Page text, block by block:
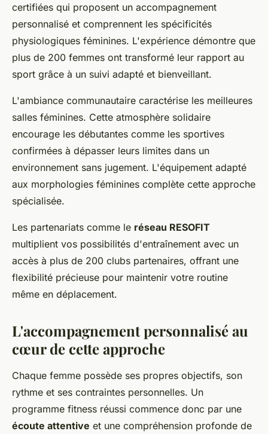
certifiées qui proposent un accompagnement
personnalisé et comprennent les spécificités
physiologiques féminines. L'expérience démontre que
plus de 200 femmes ont transformé leur rapport au
sport grâce à un suivi adapté et bienveillant.
L'ambiance communautaire caractérise les meilleures
salles féminines. Cette atmosphère solidaire
encourage les débutantes comme les sportives
confirmées à dépasser leurs limites dans un
environnement sans jugement. L'équipement adapté
aux morphologies féminines complète cette approche
spécialisée.
Les partenariats comme le réseau RESOFIT
multiplient vos possibilités d'entraînement avec un
accès à plus de 200 clubs partenaires, offrant une
flexibilité précieuse pour maintenir votre routine
même en déplacement.
L'accompagnement personnalisé au
cœur de cette approche
Chaque femme possède ses propres objectifs, son
rythme et ses contraintes personnelles. Un
programme fitness réussi commence donc par une
écoute attentive et une compréhension profonde de